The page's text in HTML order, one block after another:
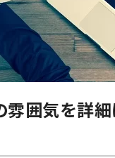
囲気を詳細